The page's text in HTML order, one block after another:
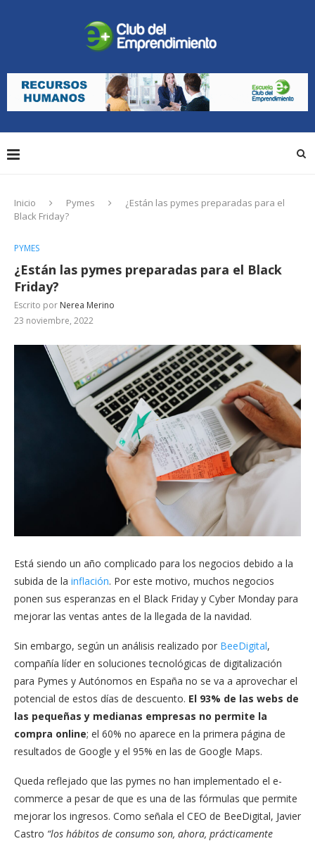
Inicio Pymes
¿Están las pymes preparadas para el
Black Friday?
PYMES
¿Están las pymes preparadas para el Black
Friday?
Escrito por Nerea Merino
23 noviembre, 2022
Está siendo un año complicado para los negocios debido a la
subida de la inflación. Por este motivo, muchos negocios
ponen sus esperanzas en el Black Friday y Cyber Monday para
mejorar las ventas antes de la llegada de la navidad.
Sin embargo, según un análisis realizado por BeeDigital,
compañía líder en soluciones tecnológicas de digitalización
para Pymes y Autónomos en España no se va a aprovechar el
potencial de estos días de descuento. El 93% de las webs de
las pequeñas y medianas empresas no permite la
compra online; el 60% no aparece en la primera página de
resultados de Google y el 95% en las de Google Maps.
Queda reflejado que las pymes no han implementado el e-
commerce a pesar de que es una de las fórmulas que permite
mejorar los ingresos. Como señala el CEO de BeeDigital, Javier
Castro “los hábitos de consumo son, ahora, prácticamente